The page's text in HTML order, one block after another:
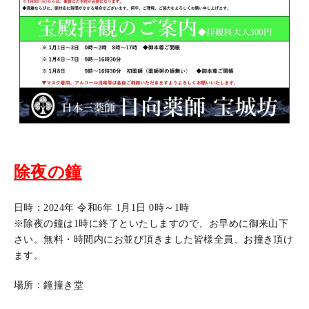
除夜の鐘
日時：2024年 令和6年 1月1日 0時～1時
※除夜の鐘は1時に終了といたしますので、お早めに御来山下
さい。無料・時間内にお並び頂きました皆様全員、お撞き頂け
ます。
場所：鐘撞き堂